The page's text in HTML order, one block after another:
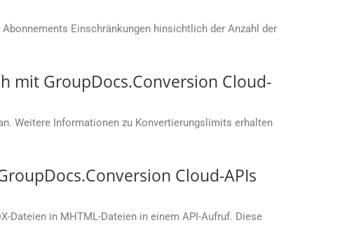
Einschränkungen hinsichtlich der Anzahl der
mit GroupDocs.Conversion Cloud-
Weitere Informationen zu Konvertierungslimits erhalten
Cloud-APIs
Dateien in MHTML-Dateien in einem API-Aufruf. Diese